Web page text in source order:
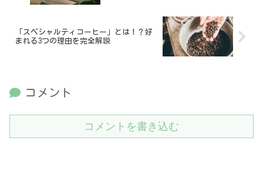
「スペシャルティコーヒー」とは！？好
まれる3つの理由を完全解説
コメント
コメントを書き込む